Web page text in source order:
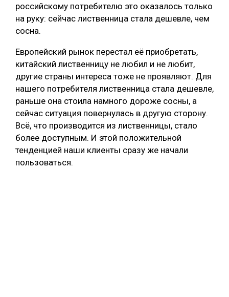
российскому потребителю это оказалось только
на руку: сейчас лиственница стала дешевле, чем
сосна.
Европейский рынок перестал её приобретать,
китайский лиственницу не любил и не любит,
другие страны интереса тоже не проявляют. Для
нашего потребителя лиственница стала дешевле,
раньше она стоила намного дороже сосны, а
сейчас ситуация повернулась в другую сторону.
Всё, что производится из лиственницы, стало
более доступным. И этой положительной
тенденцией наши клиенты сразу же начали
пользоваться.